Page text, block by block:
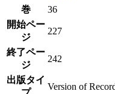
巻
36
開始ペー
ジ
227
終了ペー
ジ
242
出版タイ
Version of